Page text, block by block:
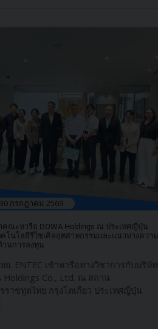
30 กรกฎาคม 2569
คณะหารือ DOWA Holdings ณ ประเทศญี่ปุ่น
คโนโลยีรีไซเคิลอุตสาหกรรมและแนวทางความ
านการลงทุน
ย. ENTEC เข้าหารือทางวิชาการกับบริษัท
Holdings Co., Ltd. ณ สถาน
รราชทูตไทย กรุงโตเกียว ประเทศญี่ปุ่น